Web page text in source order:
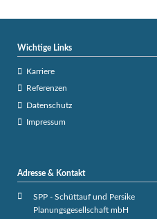
Wichtige Links
Karriere
Referenzen
Datenschutz
Impressum
Adresse & Kontakt
SPP - Schüttauf und Persike
Planungsgesellschaft mbH